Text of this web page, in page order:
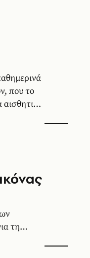
που το
τη